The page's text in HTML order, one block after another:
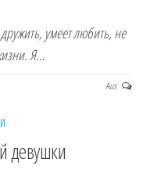
умеет любить, не
Я…
Aus
девушки